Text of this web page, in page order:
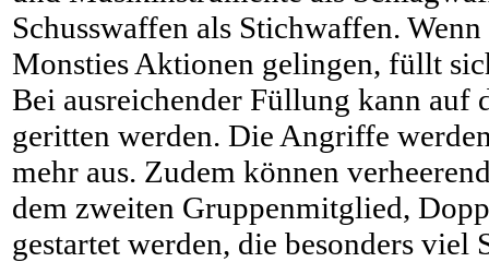
Schusswaffen als Stichwaffen.
Monsties Aktionen gelingen, füllt
Bei ausreichender Füllung kann auf
geritten werden. Die Angriffe
mehr aus. Zudem können
dem zweiten Gruppenmitglied,
gestartet werden, die besonders viel